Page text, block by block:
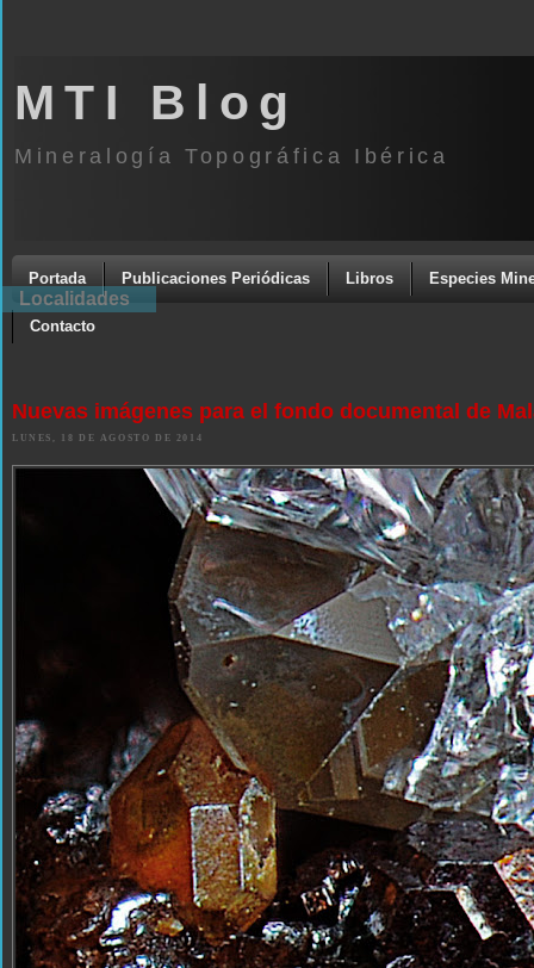
MTI Blog
Mineralogía Topográfica Ibérica
Portada Publicaciones Periódicas Libros Especies
Contacto
Nuevas imágenes para el fondo documental de
LUNES, 18 DE AGOSTO DE 2014
Localidades